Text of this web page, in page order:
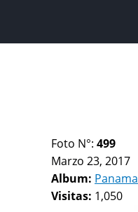
Foto N°: 499
Marzo 23, 2017
Album: Panama
Visitas: 1,050